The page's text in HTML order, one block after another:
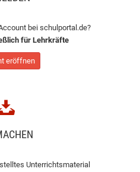
bei schulportal.de?
für Lehrkräfte
eröffnen
Unterrichtsmaterial